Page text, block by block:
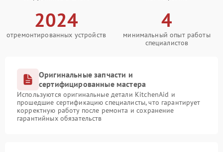
2024
отремонтированных устройств
4
минимальный опыт работы
специалистов
Оригинальные запчасти и
сертифицированные мастера
Используются оригинальные детали KitchenAid и
прошедшие сертификацию специалисты, что гарантирует
корректную работу после ремонта и сохранение
гарантийных обязательств